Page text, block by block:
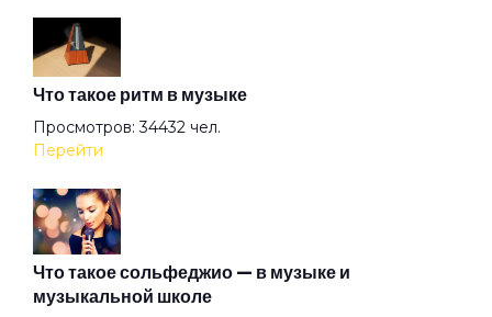
Волчье лето
Ворона
Встретились на счастье
Что такое ритм в музыке
Просмотров: 34432 чел.
Перейти
Что такое сольфеджио — в музыке и
музыкальной школе